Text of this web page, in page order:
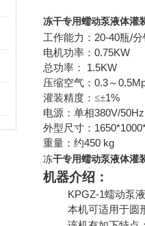
冻干专用蠕动泵液体灌
工作能力： 20-40瓶/分
电机功率： 0.75KW
总功率： 1.5KW
压缩空气： 0.3～
灌装精度： ≤±1%
电源：单相380V/50Hz
外型尺寸：
重量：约450 kg
冻干专用蠕动泵液体灌
机器介绍：
KPGZ-1蠕动泵
本机可适用于圆